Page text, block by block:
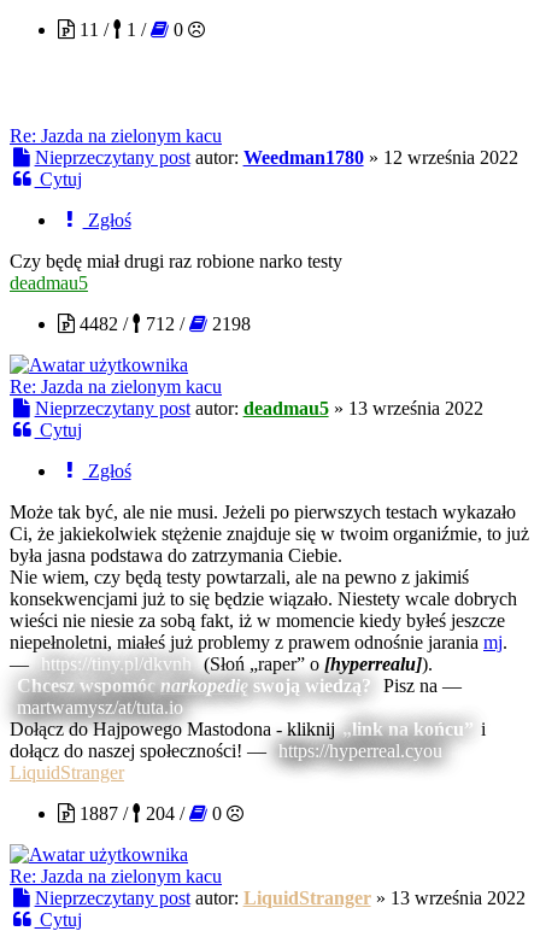
11 /
1 / 0
Re: Jazda na zielonym kacu
Nieprzeczytany post autor: Weedman1780» 12 września 2022
Cytuj
Zgłoś
Czy będę miał drugi raz robione narko testy
deadmau5
4482 /
712 / 2198
Re: Jazda na zielonym kacu
Nieprzeczytany post autor: deadmau5» 13 września 2022
Cytuj
Zgłoś
Może tak być, ale nie musi. Jeżeli po pierwszych testach wykazało
Ci, że jakiekolwiek stężenie znajduje się w twoim organiźmie, to już
była jasna podstawa do zatrzymania Ciebie.
Nie wiem, czy będą testy powtarzali, ale na pewno z jakimiś
konsekwencjami już to się będzie wiązało. Niestety wcale dobrych
wieści nie niesie za sobą fakt, iż w momencie kiedy byłeś jeszcze
niepełnoletni, miałeś już problemy z prawem odnośnie jarania mj.
— https://tiny.pl/dkvnh (Słoń „raper” o [hyperrealu]).
Chcesz wspomóc narkopedię swoją wiedzą?
Pisz na —
martwamysz/at/tuta.io
Dołącz do Hajpowego Mastodona - kliknij „link na końcu” i
dołącz do naszej społeczności! — https://hyperreal.cyou
LiquidStranger
1887 /
204 / 0
Re: Jazda na zielonym kacu
Nieprzeczytany post autor: LiquidStranger» 13 września 2022
Cytuj